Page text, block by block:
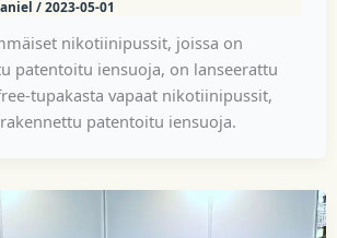
/2023-05-01
nikotiinipussit, joissa on
patentoitu iensuoja, on lanseerattu
tupakasta vapaat nikotiinipussit,
patentoitu iensuoja.